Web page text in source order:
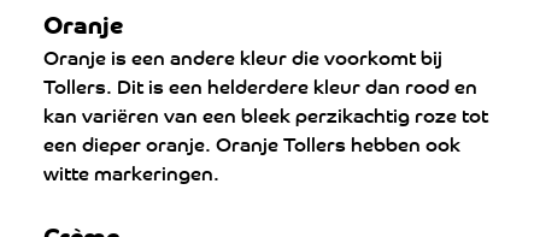
Oranje
Oranje is een andere kleur die voorkomt bij
Tollers. Dit is een helderdere kleur dan rood en
kan variëren van een bleek perzikachtig roze tot
een dieper oranje. Oranje Tollers hebben ook
witte markeringen.